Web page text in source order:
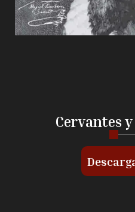
Cervantes